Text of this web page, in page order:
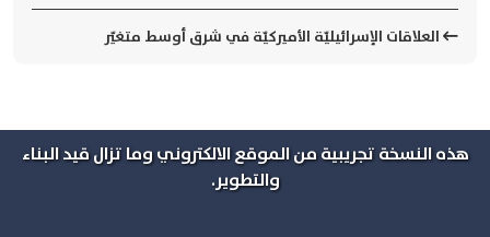
العلاقات الإسرائيليّة الأميركيّة في شرق أوسط متغيّر
هذه النسخة تجريبية من الموقع الالكتروني وما تزال قيد البناء
والتطوير.